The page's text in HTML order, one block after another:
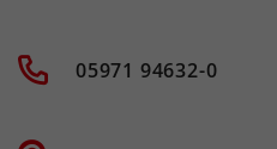
05971 94632-0